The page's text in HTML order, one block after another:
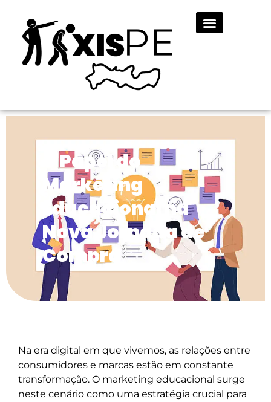
O Papel do
Marketing
Educacional na
Nova Jornada de
Compra
Na era digital em que vivemos, as relações entre
consumidores e marcas estão em constante
transformação. O marketing educacional surge
neste cenário como uma estratégia crucial para